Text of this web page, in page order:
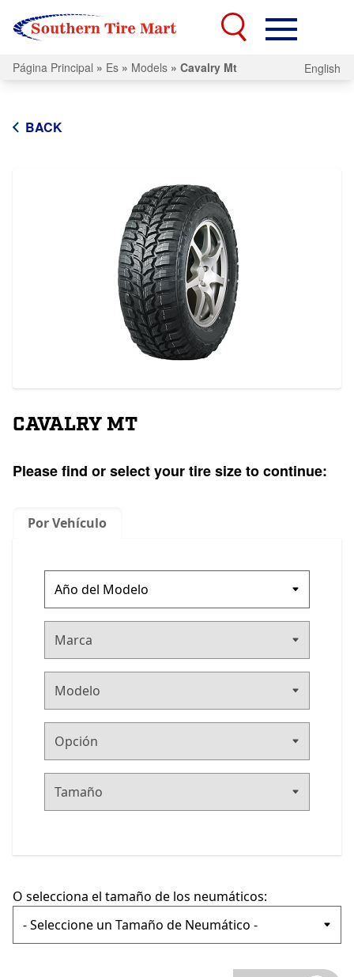
Página Principal » Es » Models » Cavalry Mt English
BACK
CAVALRY MT
Please find or select your tire size to continue:
Por Vehículo
O selecciona el tamaño de los neumáticos: